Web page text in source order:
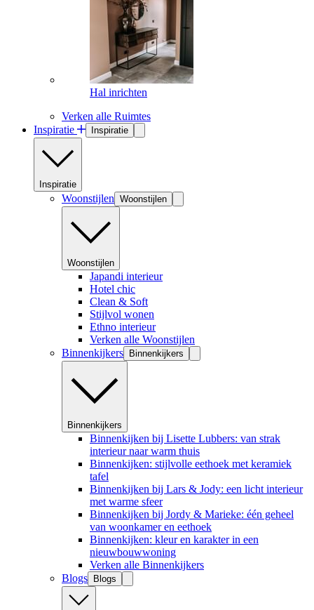
Hal inrichten
Verken alle Ruimtes
Inspiratie
Inspiratie
Inspiratie
Woonstijlen Woonstijlen
Woonstijlen
Japandi interieur
Hotel chic
Clean & Soft
Stijlvol wonen
Ethno interieur
Verken alle Woonstijlen
Binnenkijkers
Binnenkijkers
Binnenkijkers
Binnenkijken bij Lisette Lubbers: van strak
interieur naar warm thuis
Binnenkijken: stijlvolle eethoek met keramiek
tafel
Binnenkijken bij Lars & Jody: een licht interieur
met warme sfeer
Binnenkijken bij Jordy & Marieke: één geheel
van woonkamer en eethoek
Binnenkijken: kleur en karakter in een
nieuwbouwwoning
Verken alle Binnenkijkers
Blogs
Blogs